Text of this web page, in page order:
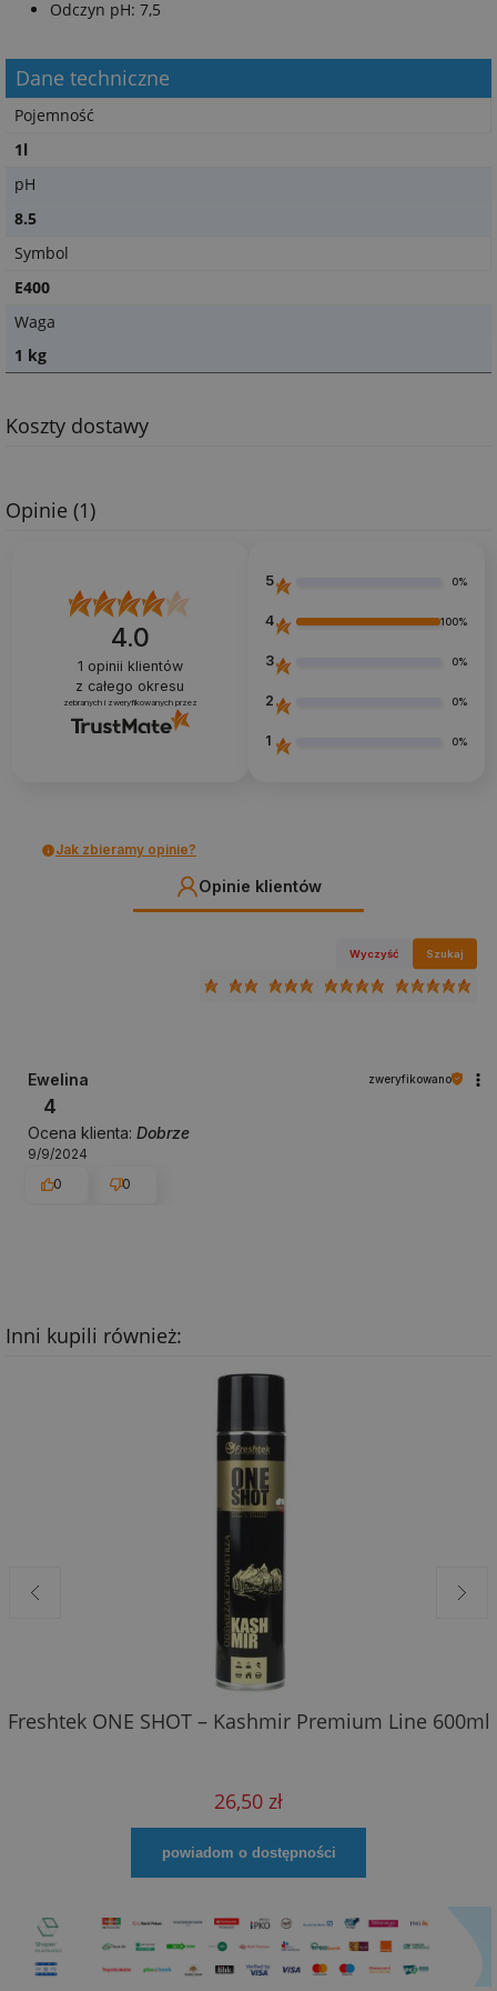
Odczyn pH: 7,5
Dane techniczne
Pojemność
1l
pH
8.5
Symbol
E400
Waga
1 kg
Koszty dostawy
Opinie (1)
4.0
1 opinii klientów
z całego okresu
zebranych i zweryfikowanych przez
5 0%
4 100%
3 0%
2 0%
1 0%
Jak zbieramy opinie?
Opinie klientów
Wyczyść Szukaj
Ewelina zweryfikowano
4
Ocena klienta: Dobrze
9/9/2024
0
0
Inni kupili również:
Freshtek ONE SHOT – Kashmir Premium Line 600ml
26,50 zł
powiadom o dostępności